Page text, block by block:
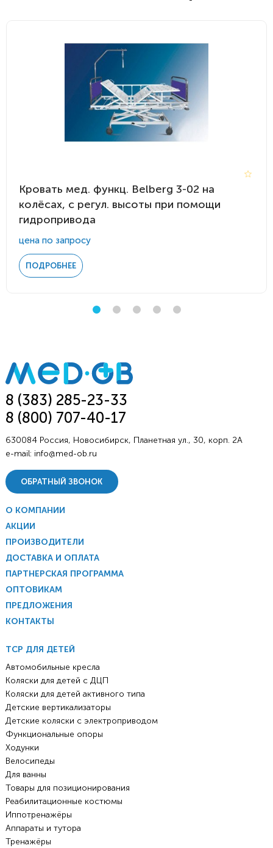
Кровать мед. функц. Belberg 3-02 на
колёсах, с регул. высоты при помощи
гидропривода
цена по запросу
ПОДРОБНЕЕ
8 (383) 285-23-33
8 (800) 707-40-17
630084 Россия, Новосибирск, Планетная ул., 30, корп. 2А
e-mail: info@med-ob.ru
ОБРАТНЫЙ ЗВОНОК
О КОМПАНИИ
АКЦИИ
ПРОИЗВОДИТЕЛИ
ДОСТАВКА И ОПЛАТА
ПАРТНЕРСКАЯ ПРОГРАММА
ОПТОВИКАМ
ПРЕДЛОЖЕНИЯ
КОНТАКТЫ
ТСР ДЛЯ ДЕТЕЙ
Автомобильные кресла
Коляски для детей с ДЦП
Коляски для детей активного типа
Детские вертикализаторы
Детские коляски с электроприводом
Функциональные опоры
Ходунки
Велосипеды
Для ванны
Товары для позиционирования
Реабилитационные костюмы
Иппотренажёры
Аппараты и тутора
Тренажёры